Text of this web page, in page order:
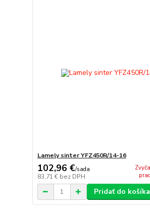
Lamely sinter YFZ450R/14-16
102,96 €/sada
83,71 € bez DPH
Pridať do košíka